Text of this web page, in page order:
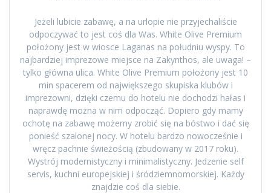
Jeżeli lubicie zabawę, a na urlopie nie przyjechaliście
odpoczywać to jest coś dla Was. White Olive Premium
położony jest w wiosce Laganas na południu wyspy. To
najbardziej imprezowe miejsce na Zakynthos, ale uwaga! –
tylko główna ulica. White Olive Premium położony jest 10
min spacerem od największego skupiska klubów i
imprezowni, dzięki czemu do hotelu nie dochodzi hałas i
naprawdę można w nim odpocząć. Dopiero gdy mamy
ochotę na zabawę możemy zrobić się na bóstwo i dać się
ponieść szalonej nocy. W hotelu bardzo nowocześnie i
wręcz pachnie świeżością (zbudowany w 2017 roku).
Wystrój modernistyczny i minimalistyczny. Jedzenie self
servis, kuchni europejskiej i śródziemnomorskiej. Każdy
znajdzie coś dla siebie.